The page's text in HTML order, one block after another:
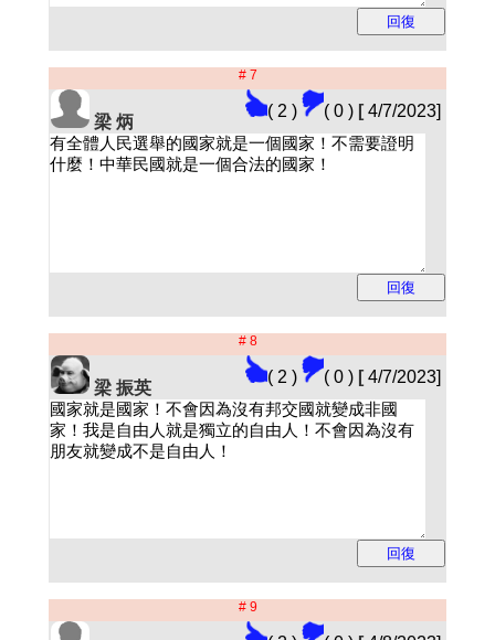
# 7
( 2 ) ( 0 ) [4/7/2023]
梁 炳
# 8
( 2 ) ( 0 ) [4/7/2023]
梁 振英
# 9